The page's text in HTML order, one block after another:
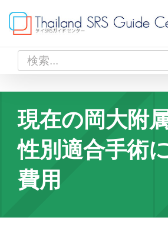
content
索
現在の岡大附
性別適合手術
費用